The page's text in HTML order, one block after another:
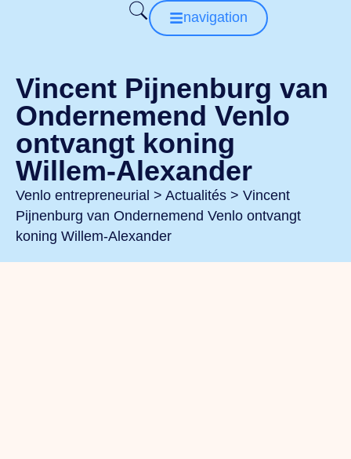
navigation
Vincent Pijnenburg van
Ondernemend Venlo
ontvangt koning
Willem-Alexander
Venlo entrepreneurial > Actualités > Vincent
Pijnenburg van Ondernemend Venlo ontvangt
koning Willem-Alexander